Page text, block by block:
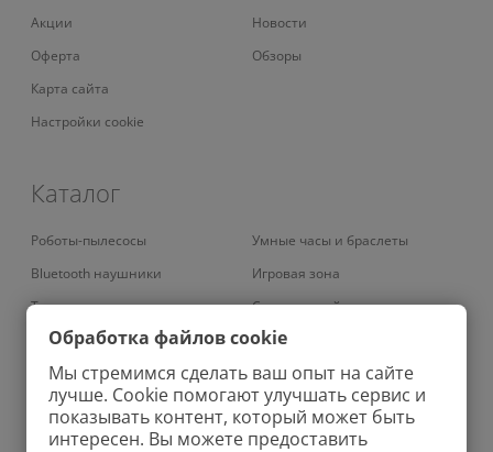
Акции
Оферта
Карта сайта
Настройки cookie
Новости
Обзоры
Каталог
Роботы-пылесосы
Bluetooth наушники
Телевизоры
Умные кондиционеры
Вертикальные пылесосы
Проекторы
Роботы-мойщики окон
Умные часы и браслеты
Игровая зона
Смарт-устройства
Умный дом
Аудио
Зарядные устройства
Ноутбуки
Обработка файлов cookie
Мы стремимся сделать ваш опыт на сайте
лучше. Cookie помогают улучшать сервис и
показывать контент, который может быть
интересен. Вы можете предоставить